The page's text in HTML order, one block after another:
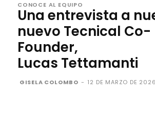
CONOCE AL EQUIPO
Una entrevista a
nuevo Tecnical Co-
Founder,
Lucas Tettamanti
GISELA COLOMBO - 12 DE MARZO DE 2026